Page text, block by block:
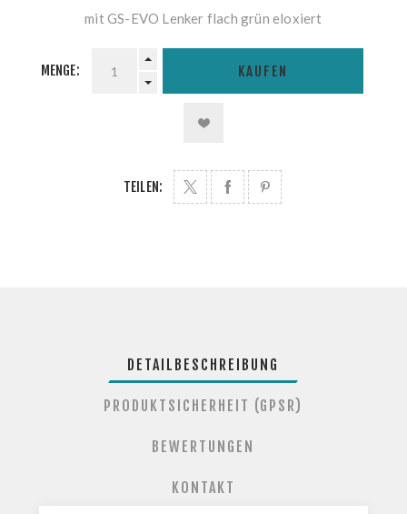
mit GS-EVO Lenker flach grün eloxiert
MENGE: KAUFEN
TEILEN:
DETAILBESCHREIBUNG
PRODUKTSICHERHEIT (GPSR)
BEWERTUNGEN
KONTAKT